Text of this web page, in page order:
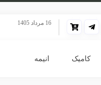
16 مرداد 1405
کامیک انیمه